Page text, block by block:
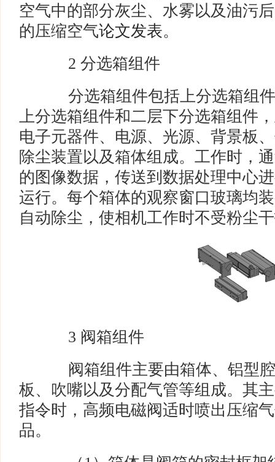
空气中的部分灰尘、水雾以及油污
的压缩空气论文发表。
2 分选箱组件
分选箱组件包括上分选箱组件
上分选箱组件和二层下分选箱组件
电子元器件、电源、光源、背景板
除尘装置以及箱体组成。工作时，
的图像数据，传送到数据处理中心
运行。每个箱体的观察窗口玻璃均
自动除尘，使相机工作时不受粉尘
3 阀箱组件
阀箱组件主要由箱体、铝型腔
板、吹嘴以及分配气管等组成。其
指令时，高频电磁阀适时喷出压缩
品。